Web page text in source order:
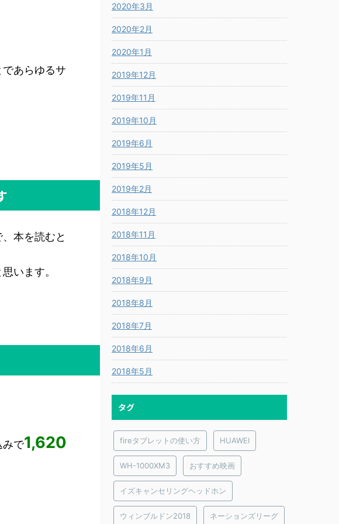
あらゆるサ
本を読むと
います。
みで1,620
2020年3月
2020年2月
2020年1月
2019年12月
2019年11月
2019年10月
2019年6月
2019年5月
2019年2月
2018年12月
2018年11月
2018年10月
2018年9月
2018年8月
2018年7月
2018年6月
2018年5月
タグ
fireタブレットの使い方 HUAWEI
WH-1000XM3 おすすめ映画
イズキャンセリングヘッドホン
ウィンブルドン2018 ネーションズリーグ